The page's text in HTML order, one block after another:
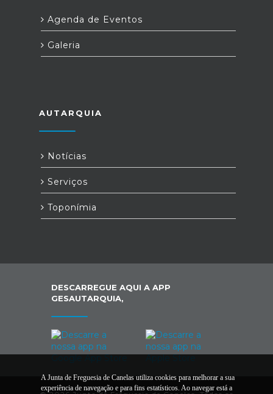
Agenda de Eventos
Galeria
AUTARQUIA
Notícias
Serviços
Toponímia
DESCARREGUE AQUI A APP
GESAUTARQUIA,
A Junta de Freguesia de Canelas utiliza cookies para melhorar a sua
experiência de navegação e para fins estatísticos. Ao navegar está a